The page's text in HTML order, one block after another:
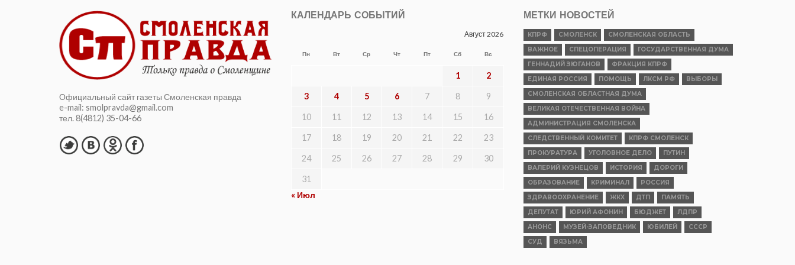
Официальный сайт газеты Смоленская правда
e-mail: smolpravda@gmail.com
тел. 8(4812) 35-04-66
КАЛЕНДАРЬ СОБЫТИЙ
Август 2026
Пн Вт Ср Чт Пт Сб Вс
1 2
3 4 5 6 7 8 9
10 11 12 13 14 15 16
17 18 19 20 21 22 23
24 25 26 27 28 29 30
31
« Июл
МЕТКИ НОВОСТЕЙ
КПРФ СМОЛЕНСК
СМОЛЕНСКАЯ ОБЛАСТЬ
ВАЖНОЕ
СПЕЦОПЕРАЦИЯ
ГОСУДАРСТВЕННАЯ ДУМА
ГЕННАДИЙ ЗЮГАНОВ
ФРАКЦИЯ КПРФ
ЕДИНАЯ РОССИЯ
ПОМОЩЬ ЛКСМ РФ
ВЫБОРЫ
СМОЛЕНСКАЯ ОБЛАСТНАЯ ДУМА
ВЕЛИКАЯ ОТЕЧЕСТВЕННАЯ ВОЙНА
АДМИНИСТРАЦИЯ СМОЛЕНСКА
СЛЕДСТВЕННЫЙ КОМИТЕТ
КПРФ СМОЛЕНСК
ПРОКУРАТУРА
УГОЛОВНОЕ ДЕЛО
ПУТИН
ВАЛЕРИЙ КУЗНЕЦОВ
ИСТОРИЯ
ДОРОГИ
ОБРАЗОВАНИЕ
КРИМИНАЛ
РОССИЯ
ЗДРАВООХРАНЕНИЕ
ЖКХ ДТП
ПАМЯТЬ
ДЕПУТАТ
ЮРИЙ АФОНИН БЮДЖЕТ
ЛДПР
АНОНС
МУЗЕЙ-ЗАПОВЕДНИК ЮБИЛЕЙ
СССР
СУД
ВЯЗЬМА